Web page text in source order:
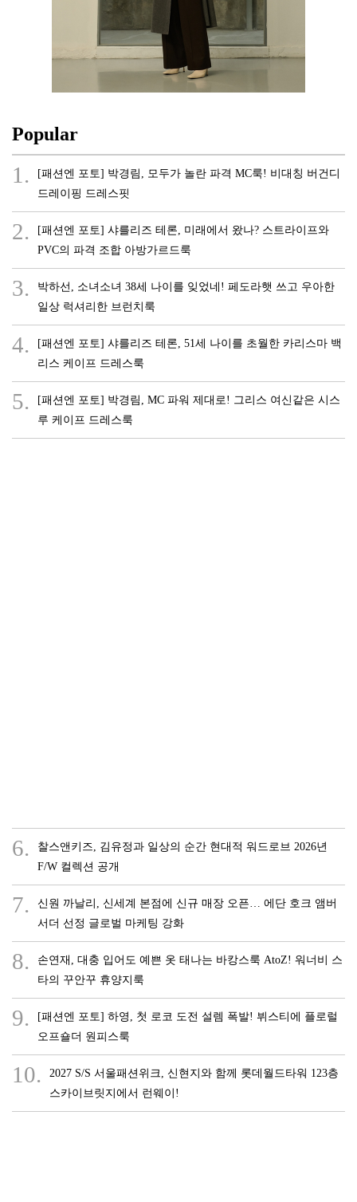
Popular
1.
[패션엔 포토] 박경림, 모두가 놀란 파격 MC룩! 비대칭 버건디
드레이핑 드레스핏
2.
[패션엔 포토] 샤를리즈 테론, 미래에서 왔나? 스트라이프와
PVC의 파격 조합 아방가르드룩
3.
박하선, 소녀소녀 38세 나이를 잊었네! 페도라햇 쓰고 우아한
일상 럭셔리한 브런치룩
4.
[패션엔 포토] 샤를리즈 테론, 51세 나이를 초월한 카리스마 백
리스 케이프 드레스룩
5.
[패션엔 포토] 박경림, MC 파워 제대로! 그리스 여신같은 시스
루 케이프 드레스룩
6.
찰스앤키즈, 김유정과 일상의 순간 현대적 워드로브 2026년
F/W 컬렉션 공개
7.
신원 까날리, 신세계 본점에 신규 매장 오픈… 에단 호크 앰버
서더 선정 글로벌 마케팅 강화
8.
손연재, 대충 입어도 예쁜 옷 태나는 바캉스룩 AtoZ! 워너비 스
타의 꾸안꾸 휴양지룩
9.
[패션엔 포토] 하영, 첫 로코 도전 설렘 폭발! 뷔스티에 플로럴
오프숄더 원피스룩
10.
2027 S/S 서울패션위크, 신현지와 함께 롯데월드타워 123층
스카이브릿지에서 런웨이!